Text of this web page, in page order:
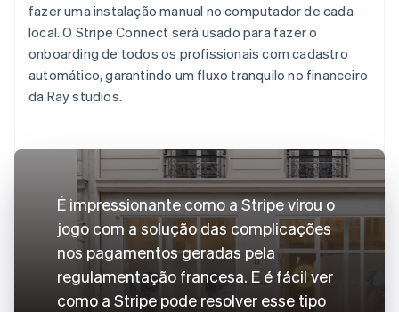
fazer uma instalação manual no computador de cada
local. O Stripe Connect será usado para fazer o
onboarding de todos os profissionais com cadastro
automático, garantindo um fluxo tranquilo no financeiro
da Ray studios.
É impressionante como a Stripe virou o
jogo com a solução das complicações
nos pagamentos geradas pela
regulamentação francesa. E é fácil ver
como a Stripe pode resolver esse tipo